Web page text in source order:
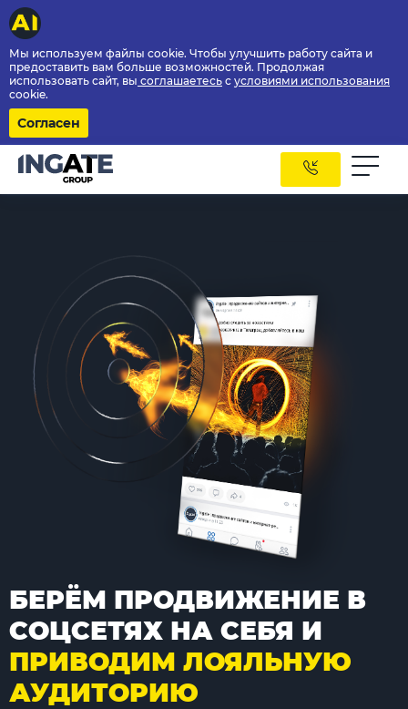
Мы используем файлы cookie. Чтобы улучшить работу сайта и
предоставить вам больше возможностей. Продолжая
использовать сайт, вы соглашаетесь с условиями использования
cookie.
Согласен
БЕРЁМ ПРОДВИЖЕНИЕ В
СОЦСЕТЯХ НА СЕБЯ И
ПРИВОДИМ ЛОЯЛЬНУЮ
АУДИТОРИЮ